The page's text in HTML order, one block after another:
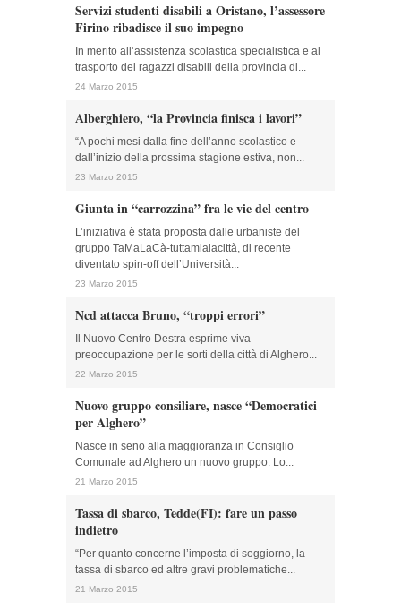
Servizi studenti disabili a Oristano, l’assessore
Firino ribadisce il suo impegno
In merito all’assistenza scolastica specialistica e al
trasporto dei ragazzi disabili della provincia di...
24 Marzo 2015
Alberghiero, “la Provincia finisca i lavori”
“A pochi mesi dalla fine dell’anno scolastico e
dall’inizio della prossima stagione estiva, non...
23 Marzo 2015
Giunta in “carrozzina” fra le vie del centro
L’iniziativa è stata proposta dalle urbaniste del
gruppo TaMaLaCà-tuttamialacittà, di recente
diventato spin-off dell’Università...
23 Marzo 2015
Ncd attacca Bruno, “troppi errori”
Il Nuovo Centro Destra esprime viva
preoccupazione per le sorti della città di Alghero...
22 Marzo 2015
Nuovo gruppo consiliare, nasce “Democratici
per Alghero”
Nasce in seno alla maggioranza in Consiglio
Comunale ad Alghero un nuovo gruppo. Lo...
21 Marzo 2015
Tassa di sbarco, Tedde(FI): fare un passo
indietro
“Per quanto concerne l’imposta di soggiorno, la
tassa di sbarco ed altre gravi problematiche...
21 Marzo 2015